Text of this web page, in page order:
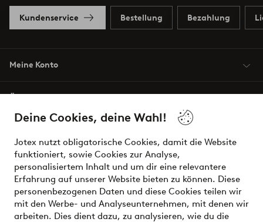
Deine Cookies, deine Wahl!
Jotex nutzt obligatorische Cookies, damit die Website
funktioniert, sowie Cookies zur Analyse,
personalisiertem Inhalt und um dir eine relevantere
Erfahrung auf unserer Website bieten zu können. Diese
personenbezogenen Daten und diese Cookies teilen wir
mit den Werbe- und Analyseunternehmen, mit denen wir
arbeiten. Dies dient dazu, zu analysieren, wie du die
Kundenservice Bestellung Bezahlung
Meine Konto
Bedingungen
Sichere Zahlungen - Jetzt bezahlen oder aufteilen